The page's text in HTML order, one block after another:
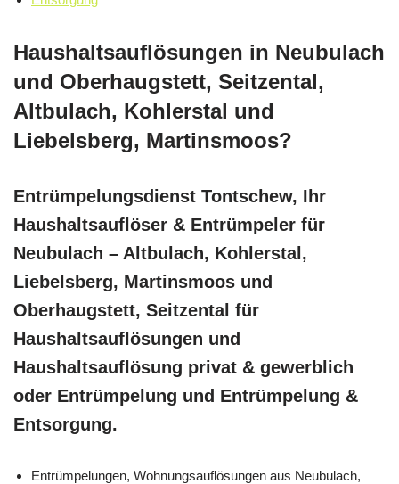
Haushaltsauflösungen in Neubulach
und Oberhaugstett, Seitzental,
Altbulach, Kohlerstal und
Liebelsberg, Martinsmoos?
Entrümpelungsdienst Tontschew, Ihr
Haushaltsauflöser & Entrümpeler für
Neubulach – Altbulach, Kohlerstal,
Liebelsberg, Martinsmoos und
Oberhaugstett, Seitzental für
Haushaltsauflösungen und
Haushaltsauflösung privat & gewerblich
oder Entrümpelung und Entrümpelung &
Entsorgung.
Entrümpelungen, Wohnungsauflösungen aus Neubulach,